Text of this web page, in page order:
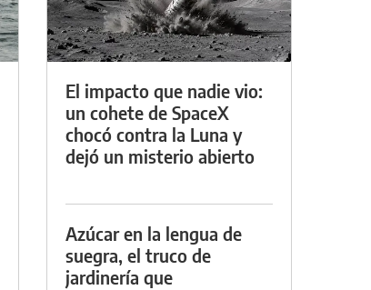
El impacto que nadie vio:
un cohete de SpaceX
chocó contra la Luna y
dejó un misterio abierto
Azúcar en la lengua de
suegra, el truco de
jardinería que